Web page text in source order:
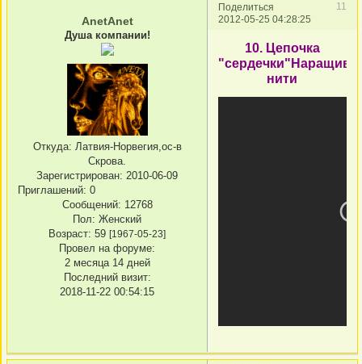
Поделиться
11
2012-05-25 04:28:25
AnetAnet
Душа компании!
Откуда: Латвия-Норвегия,ос-в
Скрова.
Зарегистрирован: 2010-06-09
Приглашений: 0
Сообщений: 12768
Пол: Женский
Возраст: 59 [1967-05-23]
Провел на форуме:
2 месяца 14 дней
Последний визит:
2018-11-22 00:54:15
10. Цепочка
нити